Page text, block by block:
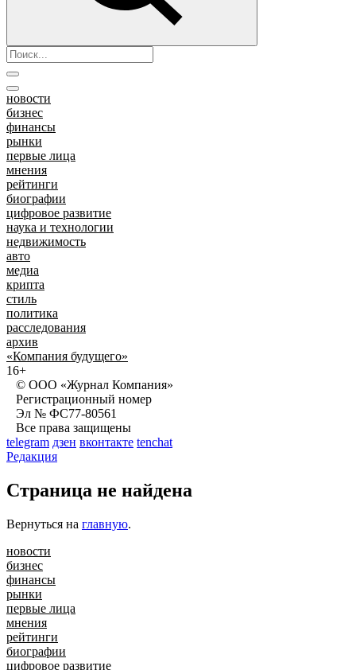
новости
бизнес
финансы
рынки
первые лица
мнения
рейтинги
биографии
цифровое развитие
наука и технологии
недвижимость
авто
медиа
крипта
стиль
политика
расследования
архив
«Компания будущего»
16+
© ООО «Журнал Компания»
Регистрационный номер
Эл № ФС77-80561
Все права защищены
telegram дзен вконтакте tenchat
Редакция
Страница не найдена
Вернуться на главную.
новости
бизнес
финансы
рынки
первые лица
мнения
рейтинги
биографии
цифровое развитие